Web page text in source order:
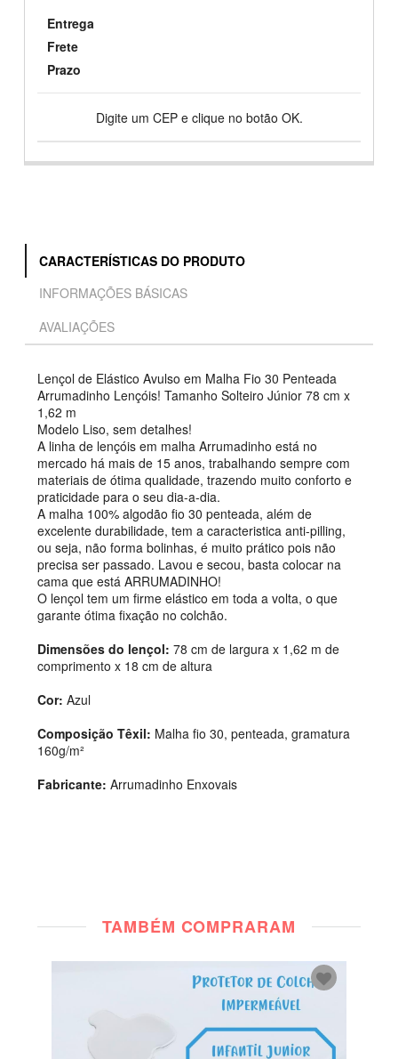
Entrega
Frete
Prazo
Digite um CEP e clique no botão OK.
CARACTERÍSTICAS DO PRODUTO
INFORMAÇÕES BÁSICAS
AVALIAÇÕES
Lençol de Elástico Avulso em Malha Fio 30 Penteada
Arrumadinho Lençóis! Tamanho Solteiro Júnior 78 cm x
1,62 m
Modelo Liso, sem detalhes!
A linha de lençóis em malha Arrumadinho está no
mercado há mais de 15 anos, trabalhando sempre com
materiais de ótima qualidade, trazendo muito conforto e
praticidade para o seu dia-a-dia.
A malha 100% algodão fio 30 penteada, além de
excelente durabilidade, tem a caracteristica anti-pilling,
ou seja, não forma bolinhas, é muito prático pois não
precisa ser passado. Lavou e secou, basta colocar na
cama que está ARRUMADINHO!
O lençol tem um firme elástico em toda a volta, o que
garante ótima fixação no colchão.
Dimensões do lençol: 78 cm de largura x 1,62 m de
comprimento x 18 cm de altura
Cor: Azul
Composição Têxil: Malha fio 30, penteada, gramatura
160g/m²
Fabricante: Arrumadinho Enxovais
TAMBÉM COMPRARAM